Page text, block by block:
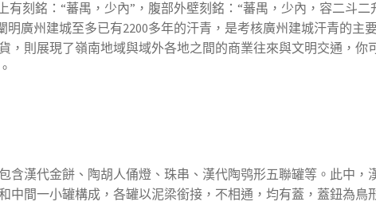
有刻銘：“蕃禺，少內”，腹部外壁刻銘：“蕃禺，少內，容二斗二
廣州建城至多已有2200多年的汗青，是考核廣州建城汗青的主
則展現了嶺南地域與域外各地之間的商業往來與文明交通，你
漢代金餅、陶胡人俑燈、珠串、漢代陶鸮形五聯罐等。此中，
間一小罐構成，各罐以泥梁銜接，不相通，均有蓋，蓋鈕為鳥